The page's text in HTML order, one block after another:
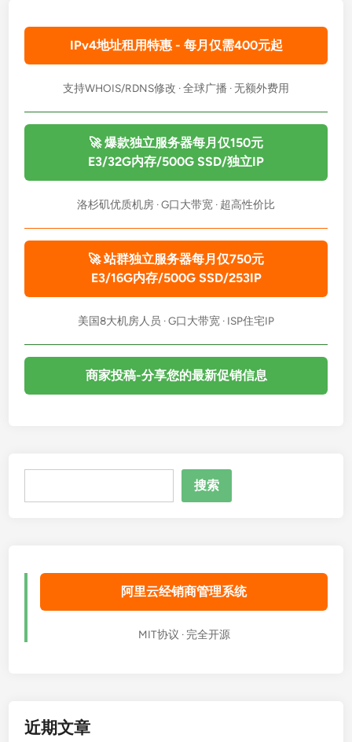
IPv4地址租用特惠 - 每月仅需400元起
支持WHOIS/RDNS修改 · 全球广播 · 无额外费用
🚀 爆款独立服务器每月仅150元
E3/32G内存/500G SSD/独立IP
洛杉矶优质机房 · G口大带宽 · 超高性价比
🚀 站群独立服务器每月仅750元
E3/16G内存/500G SSD/253IP
美国8大机房人员 · G口大带宽 · ISP住宅IP
商家投稿-分享您的最新促销信息
搜索
阿里云经销商管理系统
MIT协议 · 完全开源
近期文章